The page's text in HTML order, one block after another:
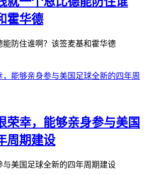
霍华德
能防住谁啊？该签麦基和霍华德
荣幸，能够亲身参与美国
周期建设
美国足球全新的四年周期建设